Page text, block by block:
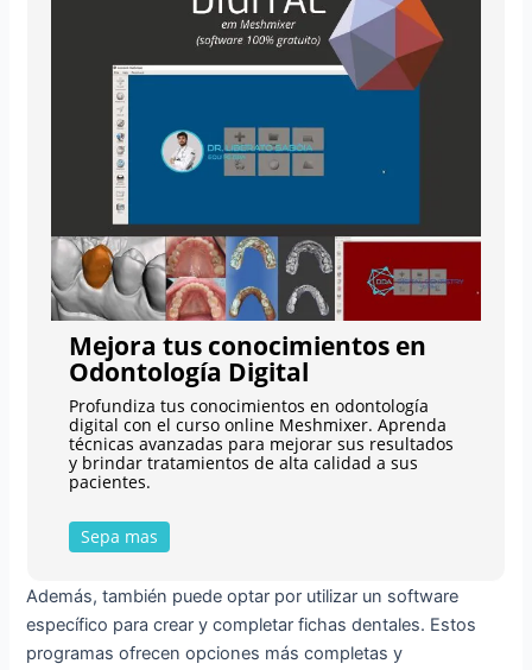
Mejora tus conocimientos en
Odontología Digital
Profundiza tus conocimientos en odontología
digital con el curso online Meshmixer. Aprenda
técnicas avanzadas para mejorar sus resultados
y brindar tratamientos de alta calidad a sus
pacientes.
Sepa mas
Además, también puede optar por utilizar un software
específico para crear y completar fichas dentales. Estos
programas ofrecen opciones más completas y